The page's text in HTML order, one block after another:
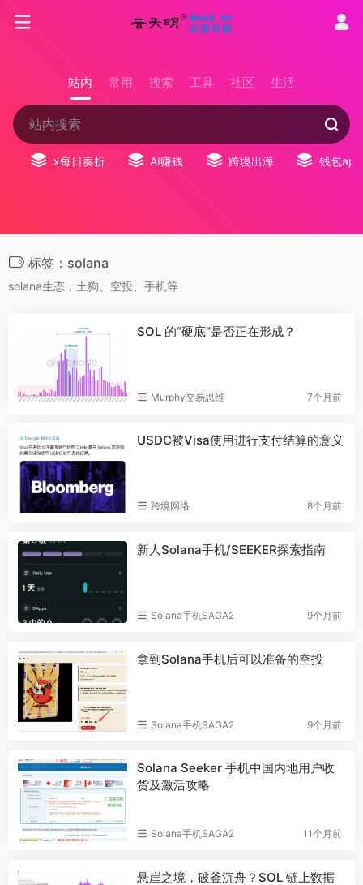
站内 常用 搜索 工具 社区 生活
x每日奏折 AI赚钱 跨境出海 钱包app
标签：solana
solana生态，土狗、空投、手机等
SOL 的“硬底”是否正在形成？
Murphy交易思维 7个月前
USDC被Visa使用进行支付结算的意义
跨境网络 8个月前
新人Solana手机/SEEKER探索指南
Solana手机SAGA2 9个月前
拿到Solana手机后可以准备的空投
Solana手机SAGA2 9个月前
Solana Seeker 手机中国内地用户收
货及激活攻略
Solana手机SAGA2 11个月前
悬崖之境，破釜沉舟？SOL 链上数据